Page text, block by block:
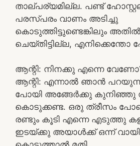
താല്പര്യമില്ല. പണ്ട്
പരസ്പരം വാണം അടിച്ചു
കൊടുത്തിട്ടുണ്ടെങ്കിലും
ചെയ്തിട്ടില്ല, എനിക്കെന്തോ
ആന്റി: നിനക്കു എന്നെ
ആന്റി: എന്നാൽ ഞാൻ
പോയി അങ്ങേർക്കു കുനിഞ്ഞു
കൊടുക്കണ്ട. ഒരു ത്രീസം
രണ്ടും കൂടി എന്നെ എടുത്തു
ഇടയ്ക്കു അയാൾക്ക്‌ ഒന്ന്